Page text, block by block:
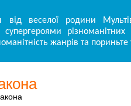
від веселої родини
різноманітних
жанрів та